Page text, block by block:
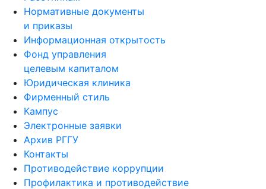
Нормативные документы
и приказы
Информационная открытость
Фонд управления
целевым капиталом
Юридическая клиника
Фирменный стиль
Кампус
Электронные заявки
Архив РГГУ
Контакты
Противодействие коррупции
Профилактика и противодействие